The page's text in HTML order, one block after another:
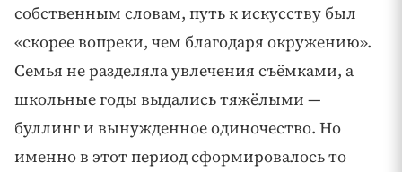
собственным словам, путь к искусству был
«скорее вопреки, чем благодаря окружению».
Семья не разделяла увлечения съёмками, а
школьные годы выдались тяжёлыми —
буллинг и вынужденное одиночество. Но
именно в этот период сформировалось то